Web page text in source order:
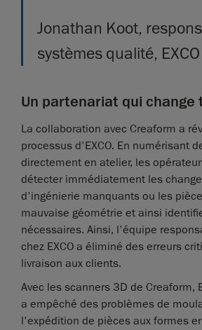
Jonathan Koot,
systèmes qualité,
Un partenariat qui change
La collaboration avec Creaform a
processus d'EXCO. En numérisant
directement en atelier, les
détecter immédiatement les
d'ingénierie manquants ou les
mauvaise géométrie et ainsi
nécessaires. Ainsi, l'équipe
chez EXCO a éliminé des erreurs
livraison aux clients.
Avec les scanners 3D de Creaform,
a empêché des problèmes de
l'expédition de pièces aux formes